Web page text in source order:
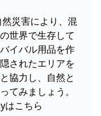
災害により、混
世界で生存して
イバル用品を作
されたエリアを
協力し、自然と
てみましょう。
はこちら